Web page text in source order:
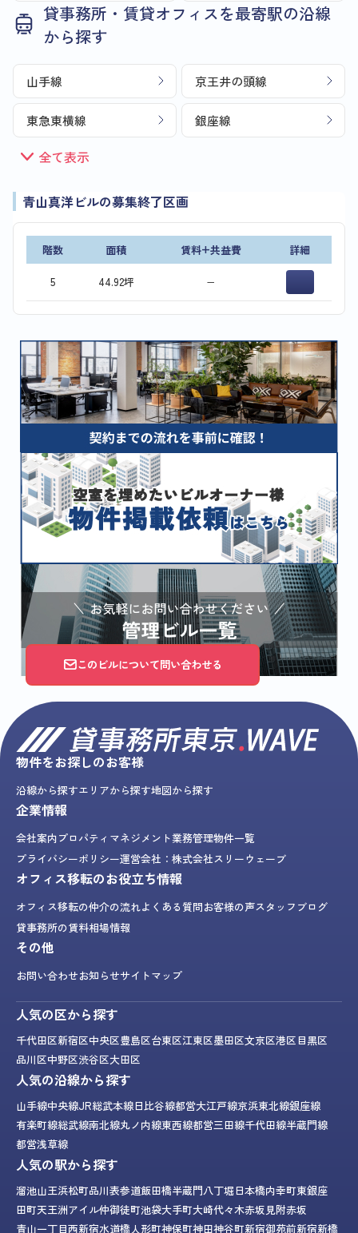
貸事務所・賃貸オフィスを最寄駅の沿線
から探す
山手線 京王井の頭線
東急東横線 銀座線
全て表示
青山真洋ビルの募集終了区画
階数 面積 賃料+共益費 詳細
5 44.92坪 −
このビルについて問い合わせる
物件をお探しのお客様
沿線から探すエリアから探す地図から探す
企業情報
会社案内プロパティマネジメント業務管理物件一覧
プライバシーポリシー運営会社：株式会社スリーウェーブ
オフィス移転のお役立ち情報
オフィス移転の仲介の流れよくある質問お客様の声スタッフブログ
貸事務所の賃料相場情報
その他
お問い合わせお知らせサイトマップ
人気の区から探す
千代田区新宿区中央区豊島区台東区江東区墨田区文京区港区目黒区
品川区中野区渋谷区大田区
人気の沿線から探す
山手線中央線JR総武本線日比谷線都営大江戸線京浜東北線銀座線
有楽町線総武線南北線丸ノ内線東西線都営三田線千代田線半蔵門線
都営浅草線
人気の駅から探す
溜池山王浜松町品川表参道飯田橋半蔵門八丁堀日本橋内幸町東銀座
田町天王洲アイル仲御徒町池袋大手町大崎代々木赤坂見附赤坂
青山一丁目西新宿水道橋人形町神保町神田神谷町新宿御苑前新宿新橋